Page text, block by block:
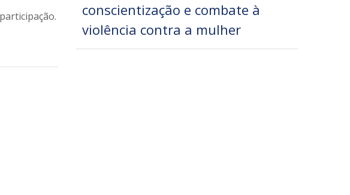
conscientização e combate à
violência contra a mulher